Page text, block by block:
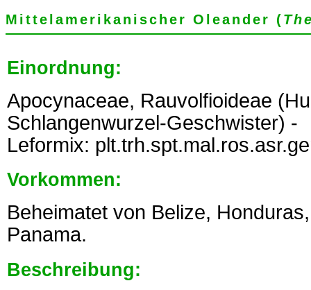
Mittelamerikanischer Oleander (
Einordnung:
Apocynaceae, Rauvolfioideae
Schlangenwurzel-Geschwister) -
Leformix:
Vorkommen:
Beheimatet von Belize,
Panama.
Beschreibung: